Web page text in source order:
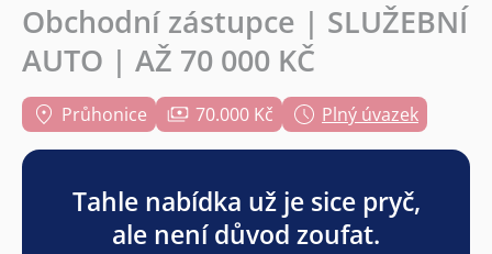
Obchodní zástupce | SLUŽEBNÍ
AUTO | AŽ 70 000 KČ
Průhonice 70.000 Kč Plný úvazek
Tahle nabídka už je sice pryč,
ale není důvod zoufat.